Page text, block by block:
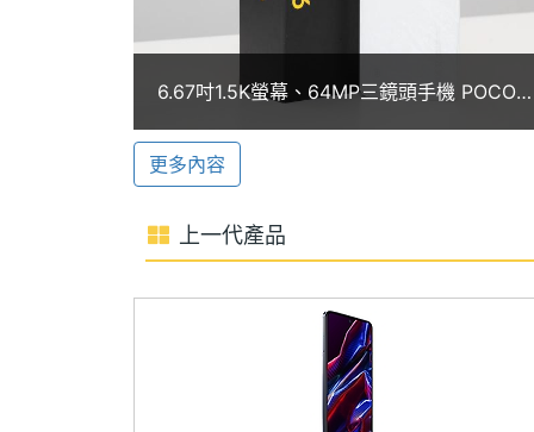
POCO X6 5G 功能特色
◎ Android 14 作業系統、 MIUI 14 操作
◎ 高通 Snapdragon 7s Gen 2 八核心處
◎ 12GB RAM / 256GB ROM （
◎ 前置 1,600 萬畫素自拍鏡頭
電池容量 5100 mAh
顯示螢幕
主螢幕解析度 2712x1220 pixels
446 ppi
1800 nits
6.67吋1.5K螢幕、64MP三鏡頭手機 POCO
更多內容
上一代產品